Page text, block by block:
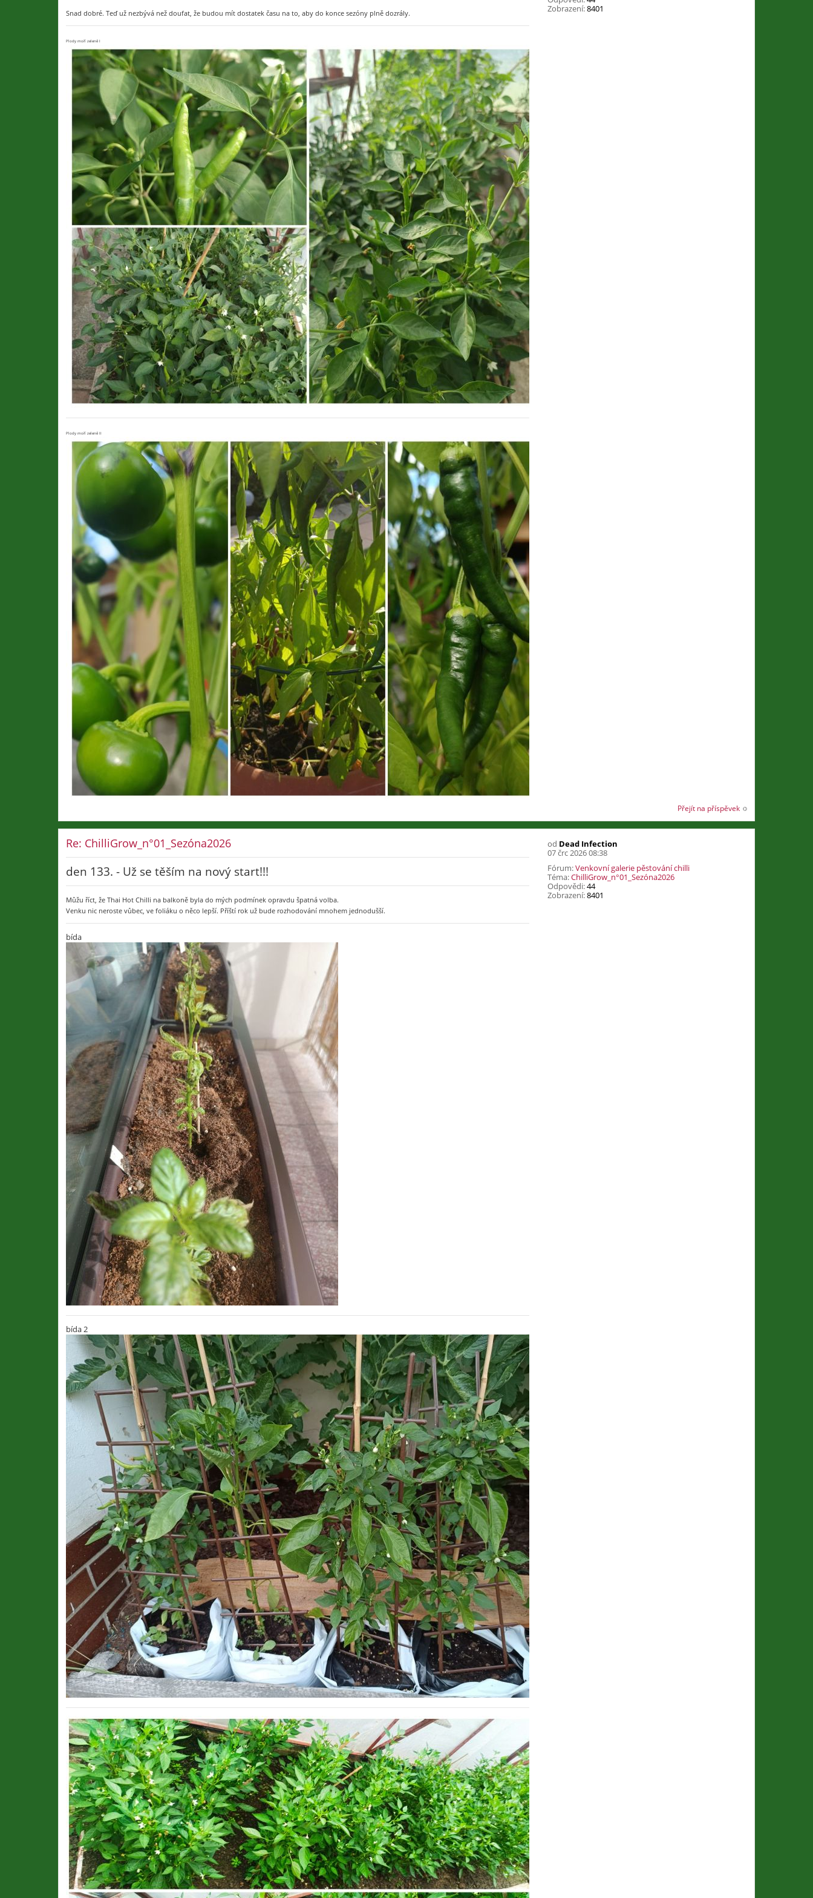
Zobrazení:8401
Snad dobré. Teď už nezbývá než doufat, že budou mít dostatek času na to, aby do konce sezóny plně dozrály.
Plody moří zeleně I
Plody moří zeleně II
Přejít na příspěvek
od Dead Infection
07 črc 2026 08:38
Fórum:Venkovní galerie pěstování chilli
Téma:ChilliGrow_n°01_Sezóna2026
Odpovědi:44
Zobrazení:8401
Re: ChilliGrow_n°01_Sezóna2026
den 133. - Už se těším na nový start!!!
Můžu říct, že Thai Hot Chilli na balkoně byla do mých podmínek opravdu špatná volba.
Venku nic neroste vůbec, ve foliáku o něco lepší. Příští rok už bude rozhodování mnohem jednodušší.
bída
bída 2